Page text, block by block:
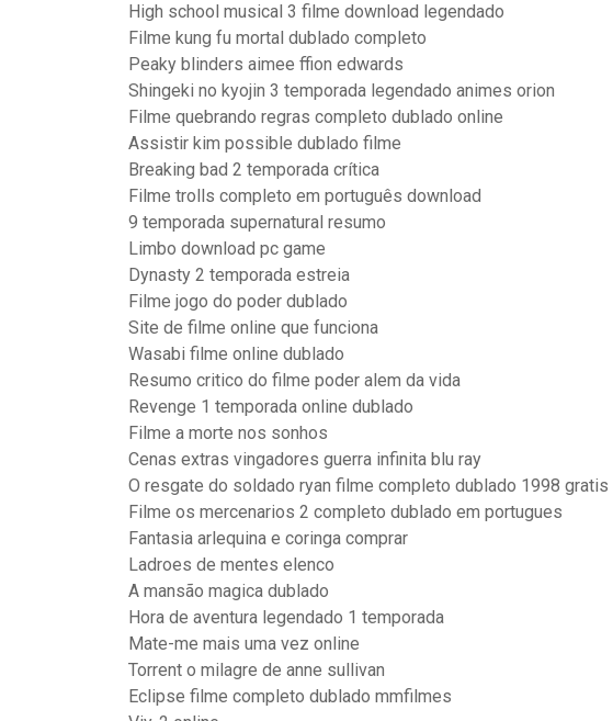
High school musical 3 filme download legendado
Filme kung fu mortal dublado completo
Peaky blinders aimee ffion edwards
Shingeki no kyojin 3 temporada legendado animes orion
Filme quebrando regras completo dublado online
Assistir kim possible dublado filme
Breaking bad 2 temporada crítica
Filme trolls completo em português download
9 temporada supernatural resumo
Limbo download pc game
Dynasty 2 temporada estreia
Filme jogo do poder dublado
Site de filme online que funciona
Wasabi filme online dublado
Resumo critico do filme poder alem da vida
Revenge 1 temporada online dublado
Filme a morte nos sonhos
Cenas extras vingadores guerra infinita blu ray
O resgate do soldado ryan filme completo dublado 1998 gratis
Filme os mercenarios 2 completo dublado em portugues
Fantasia arlequina e coringa comprar
Ladroes de mentes elenco
A mansão magica dublado
Hora de aventura legendado 1 temporada
Mate-me mais uma vez online
Torrent o milagre de anne sullivan
Eclipse filme completo dublado mmfilmes